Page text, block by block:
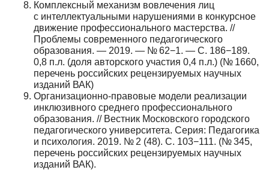
Комплексный механизм вовлечения лиц
с интеллектуальными нарушениями в конкурсное
движение профессионального мастерства. //
Проблемы современного педагогического
образования. — 2019. — № 62−1. — С. 186−189.
0,8 п.л. (доля авторского участия 0,4 п.л.) (№ 1660,
перечень российских рецензируемых научных
изданий ВАК)
Организационно-правовые модели реализации
инклюзивного среднего профессионального
образования. // Вестник Московского городского
педагогического университета. Серия: Педагогика
и психология. 2019. № 2 (48). С. 103−111. (№ 345,
перечень российских рецензируемых научных
изданий ВАК).